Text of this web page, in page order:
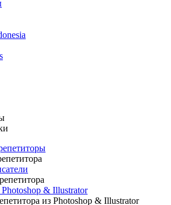
& Illustrator
из Photoshop & Illustrator